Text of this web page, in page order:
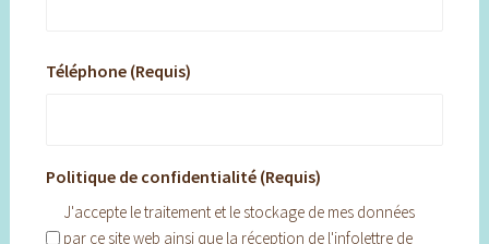
Téléphone (Requis)
Politique de confidentialité (Requis)
J'accepte le traitement et le stockage de mes données
par ce site web ainsi que la réception de l'infolettre de